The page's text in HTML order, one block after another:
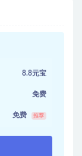
8.8元宝
免费
免费 推荐